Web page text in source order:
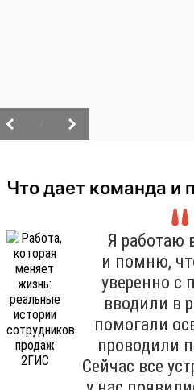
Что дает команда и
Я работаю
и помню,
уверенно с
вводили в
помогали
проводили
Сейчас все